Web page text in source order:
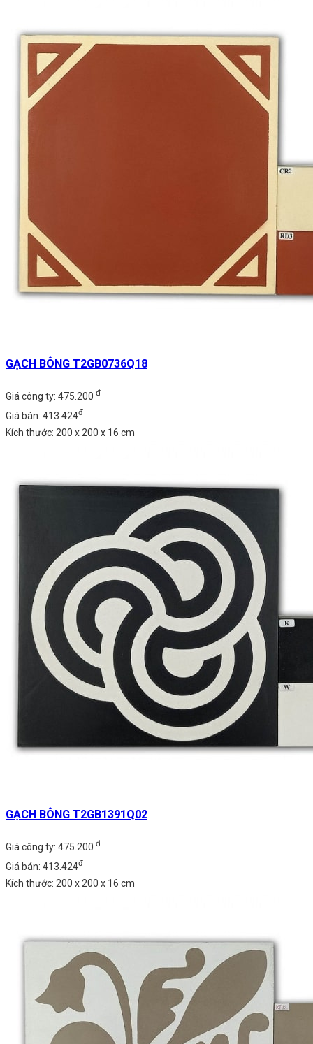
GẠCH BÔNG T2GB0736Q18
Giá công ty: 475.200 đ
Giá bán: 413.424đ
Kích thước: 200 x 200 x 16 cm
GẠCH BÔNG T2GB1391Q02
Giá công ty: 475.200 đ
Giá bán: 413.424đ
Kích thước: 200 x 200 x 16 cm